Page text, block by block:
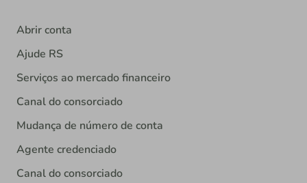
Abrir conta
Ajude RS
Serviços ao mercado financeiro
Canal do consorciado
Mudança de número de conta
Agente credenciado
Canal do consorciado